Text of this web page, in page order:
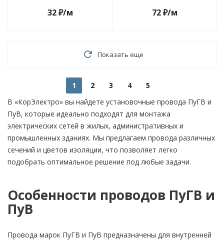
32₽/м 72₽/м
Показать еще
1 2 3 4
5
В «КорЭлектро» вы найдете установочные провода ПуГВ и
ПуВ, которые идеально подходят для монтажа
электрических сетей в жилых, административных и
промышленных зданиях. Мы предлагаем провода различных
сечений и цветов изоляции, что позволяет легко
подобрать оптимальное решение под любые задачи.
Особенности проводов ПуГВ и
ПуВ
Провода марок ПуГВ и ПуВ предназначены для внутренней